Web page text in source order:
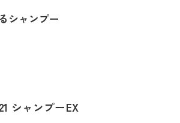
シャンプー
シャンプーEX